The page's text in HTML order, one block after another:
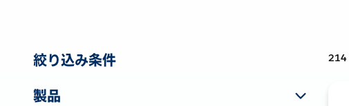
絞り込み条件
製品
214